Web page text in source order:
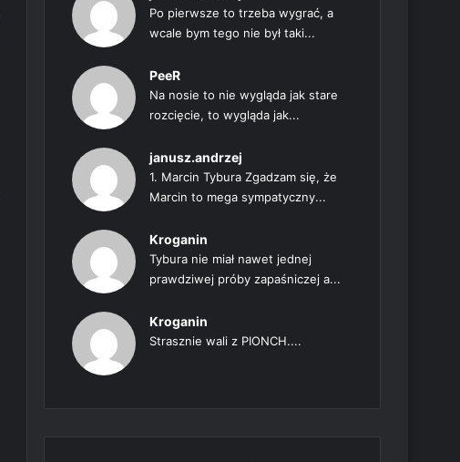
Po pierwsze to trzeba wygrać, a
wcale bym tego nie był taki...
PeeR
Na nosie to nie wygląda jak stare
rozcięcie, to wygląda jak...
janusz.andrzej
1. Marcin Tybura Zgadzam się, że
Marcin to mega sympatyczny...
Kroganin
Tybura nie miał nawet jednej
prawdziwej próby zapaśniczej a...
Kroganin
Strasznie wali z PIONCH....